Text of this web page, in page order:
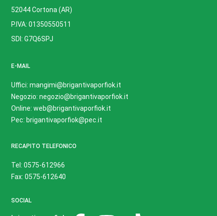
52044 Cortona (AR)
P.IVA: 01350550511
SDI: G7Q6SPJ
E-MAIL
Uffici: mangimi@brigantivaporfiok.it
Negozio: negozio@brigantivaporfiok.it
Online: web@brigantivaporfiok.it
Pec: brigantivaporfiok@pec.it
RECAPITO TELEFONICO
Tel: 0575-612966
Fax: 0575-612640
SOCIAL